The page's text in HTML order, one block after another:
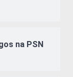
na PSN